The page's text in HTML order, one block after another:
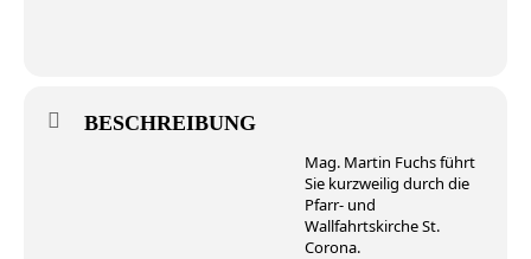
BESCHREIBUNG
Mag. Martin Fuchs führt
Sie kurzweilig durch die
Pfarr- und
Wallfahrtskirche St.
Corona.